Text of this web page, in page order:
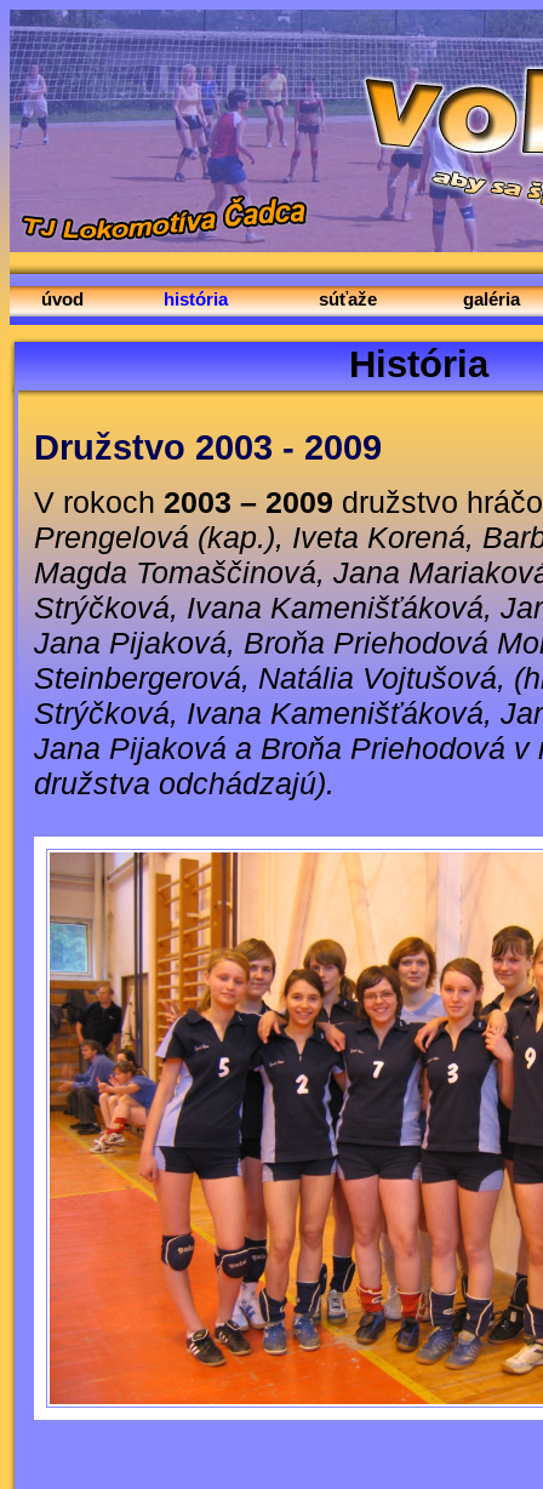
úvod história súťaže galéria
História
Družstvo 2003 - 2009
V rokoch 2003 – 2009 družstvo
Prengelová (kap.), Iveta Korená,
Magda Tomaščinová, Jana
Strýčková, Ivana Kamenišťáková,
Jana Pijaková, Broňa Priehodová
Steinbergerová, Natália Vojtušová,
Strýčková, Ivana Kamenišťáková,
Jana Pijaková a Broňa Priehodová v
družstva odchádzajú).